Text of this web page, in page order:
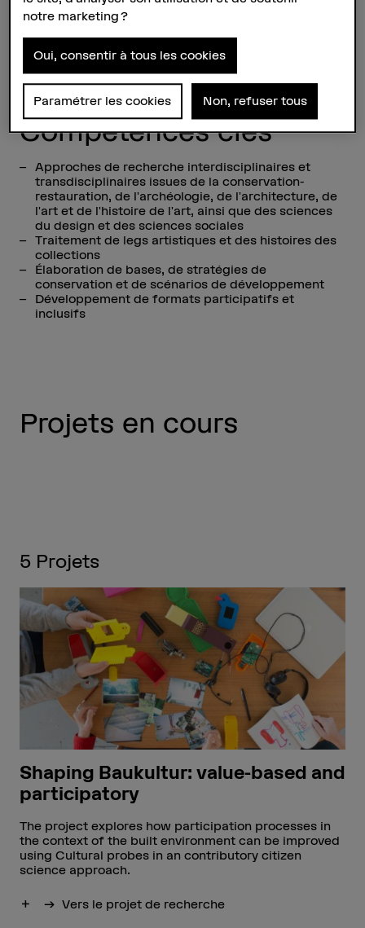
+41 31 848 65 46
Afficher l'e-mail
Compétences clés
Approches de recherche interdisciplinaires et
transdisciplinaires issues de la conservation-
restauration, de l'archéologie, de l'architecture, de
l'art et de l'histoire de l'art, ainsi que des sciences
du design et des sciences sociales
Traitement de legs artistiques et des histoires des
collections
Élaboration de bases, de stratégies de
conservation et de scénarios de développement
Développement de formats participatifs et
inclusifs
Projets en cours
5 Projets
Shaping Baukultur: value-based and
participatory
The project explores how participation processes in
the context of the built environment can be improved
using Cultural probes in an contributory citizen
science approach.
Afficher plus
Vers le projet de recherche
notre marketing ?
Oui, consentir à tous les cookies
Paramétrer les cookies Non, refuser tous